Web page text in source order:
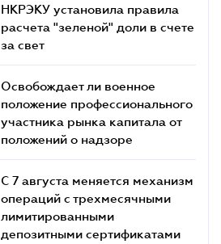
НКРЭКУ установила правила
расчета "зеленой" доли в счете
за свет
Освобождает ли военное
положение профессионального
участника рынка капитала от
положений о надзоре
С 7 августа меняется механизм
операций с трехмесячными
лимитированными
депозитными сертификатами